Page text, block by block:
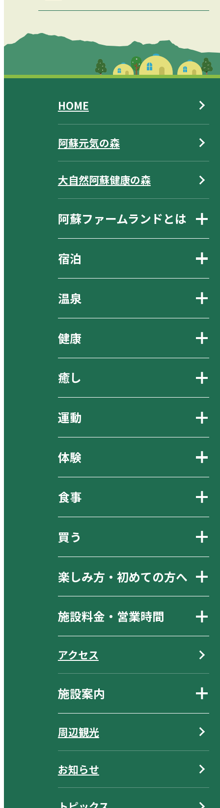
HOME
阿蘇元気の森
大自然阿蘇健康の森
阿蘇ファームランドとは
宿泊
温泉
健康
癒し
運動
体験
食事
買う
楽しみ方・初めての方へ
施設料金・営業時間
アクセス
施設案内
周辺観光
お知らせ